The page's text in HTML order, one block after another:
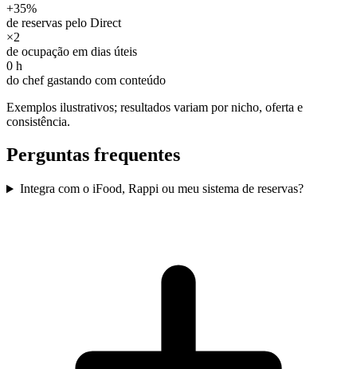
+35%
de reservas pelo Direct
×2
de ocupação em dias úteis
0 h
do chef gastando com conteúdo
Exemplos ilustrativos; resultados variam por nicho, oferta e
consistência.
Perguntas frequentes
Integra com o iFood, Rappi ou meu sistema de reservas?